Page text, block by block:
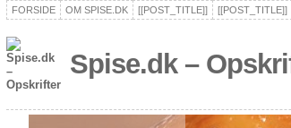
FORSIDE OM SPISE.DK [[POST_TITLE]] [[POST_TITLE]]
Spise.dk –